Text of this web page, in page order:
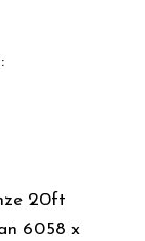
20ft
6058 x